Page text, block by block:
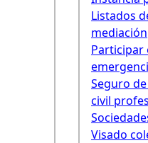
Listados
mediación
Participar
Seguro
civil
Visado